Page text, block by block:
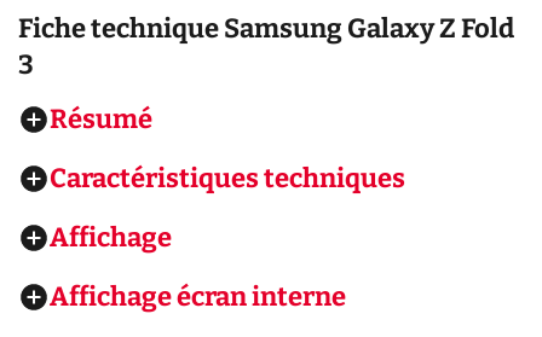
Fiche techniqueSamsung Galaxy Z Fold
3
Résumé
Caractéristiques techniques
Affichage
Affichage écran interne